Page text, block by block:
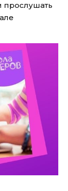
прослушать